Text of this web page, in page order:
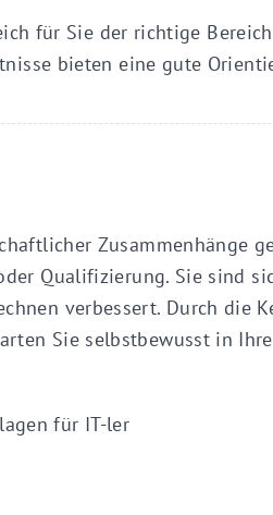
für Sie der richtige
bieten eine gute
Zusammenhänge
Qualifizierung. Sie sind
verbessert. Durch die
Sie selbstbewusst in Ihre
für IT-ler